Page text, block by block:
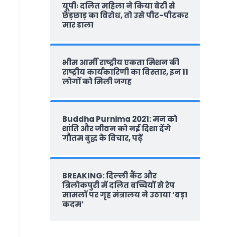
यूपीः दलित महिला ने किया बेटी से
छेड़छाड़ का विरोध, तो उसे पीट-पीटकर
मार डाला
भीम आर्मी राष्‍ट्रीय एकता मिशन की
राष्‍ट्रीय कार्यकारिणी का विस्तार, इन 11
लोगों को मिली जगह
Buddha Purnima 2021: मन को
शांति और जीवन को नई दिशा देंगे
गौतम बुद्ध के विचार, पढ़ें
BREAKING: दिल्‍ली कैंट और
त्रिलोकपुरी में दलित बच्चियों से रेप
मामलों पर गृह मंत्रालय ने उठाया ‘बड़ा
कदम’